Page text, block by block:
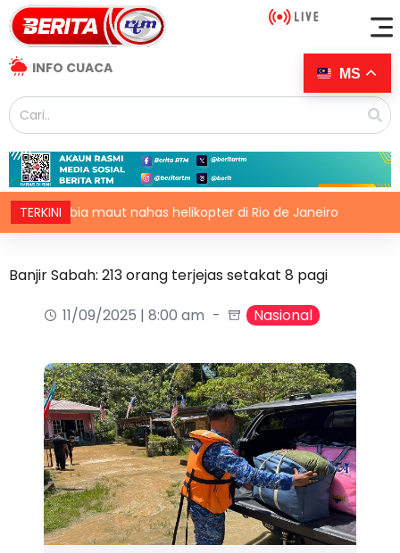
INFO CUACA
TERKINImaut nahas helikopter di Rio de Janeiro
Banjir Sabah: 213 orang terjejas setakat 8 pagi
11/09/2025 | 8:00 am
Nasional
MS